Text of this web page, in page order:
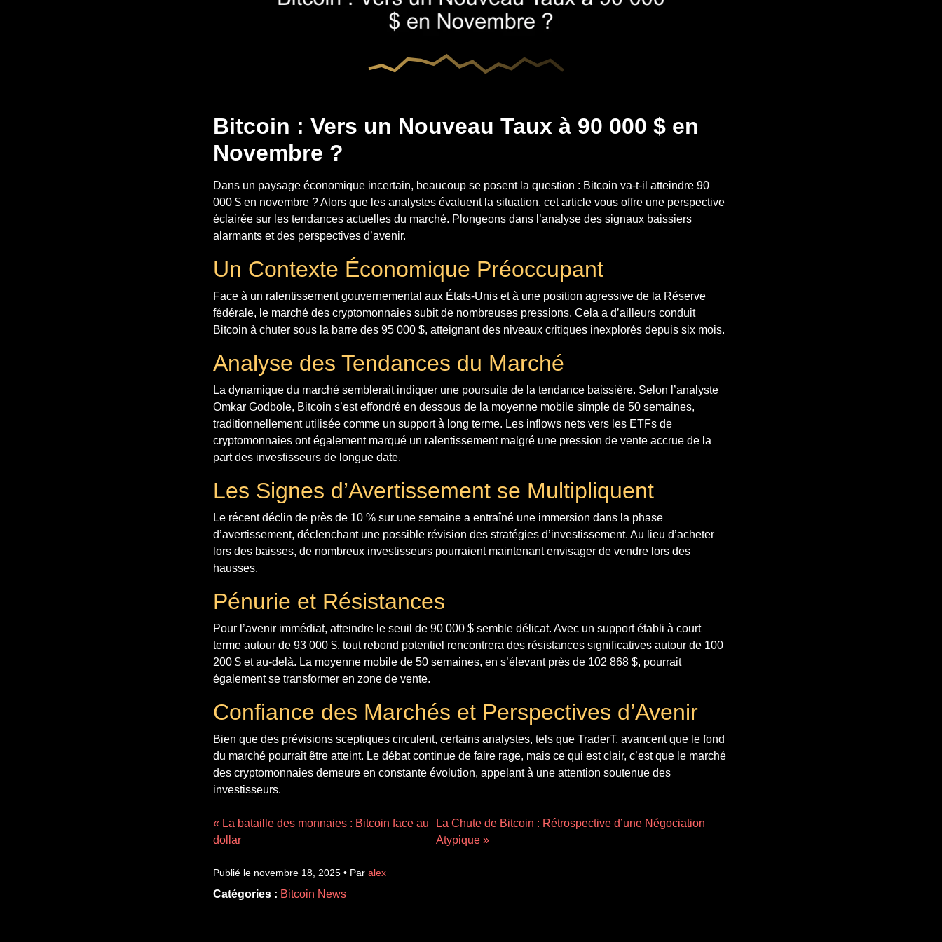
Bitcoin : Vers un Nouveau Taux à 90 000 $ en
Novembre ?
Dans un paysage économique incertain, beaucoup se posent la question : Bitcoin va-t-il atteindre 90
000 $ en novembre ? Alors que les analystes évaluent la situation, cet article vous offre une perspective
éclairée sur les tendances actuelles du marché. Plongeons dans l’analyse des signaux baissiers
alarmants et des perspectives d’avenir.
Un Contexte Économique Préoccupant
Face à un ralentissement gouvernemental aux États-Unis et à une position agressive de la Réserve
fédérale, le marché des cryptomonnaies subit de nombreuses pressions. Cela a d’ailleurs conduit
Bitcoin à chuter sous la barre des 95 000 $, atteignant des niveaux critiques inexplorés depuis six mois.
Analyse des Tendances du Marché
La dynamique du marché semblerait indiquer une poursuite de la tendance baissière. Selon l’analyste
Omkar Godbole, Bitcoin s’est effondré en dessous de la moyenne mobile simple de 50 semaines,
traditionnellement utilisée comme un support à long terme. Les inflows nets vers les ETFs de
cryptomonnaies ont également marqué un ralentissement malgré une pression de vente accrue de la
part des investisseurs de longue date.
Les Signes d’Avertissement se Multipliquent
Le récent déclin de près de 10 % sur une semaine a entraîné une immersion dans la phase
d’avertissement, déclenchant une possible révision des stratégies d’investissement. Au lieu d’acheter
lors des baisses, de nombreux investisseurs pourraient maintenant envisager de vendre lors des
hausses.
Pénurie et Résistances
Pour l’avenir immédiat, atteindre le seuil de 90 000 $ semble délicat. Avec un support établi à court
terme autour de 93 000 $, tout rebond potentiel rencontrera des résistances significatives autour de 100
200 $ et au-delà. La moyenne mobile de 50 semaines, en s’élevant près de 102 868 $, pourrait
également se transformer en zone de vente.
Confiance des Marchés et Perspectives d’Avenir
Bien que des prévisions sceptiques circulent, certains analystes, tels que TraderT, avancent que le fond
du marché pourrait être atteint. Le débat continue de faire rage, mais ce qui est clair, c’est que le marché
des cryptomonnaies demeure en constante évolution, appelant à une attention soutenue des
investisseurs.
« La bataille des monnaies : Bitcoin face au
dollar
La Chute de Bitcoin : Rétrospective d’une Négociation
Atypique »
Publié le novembre 18, 2025 • Par alex
Catégories : Bitcoin News